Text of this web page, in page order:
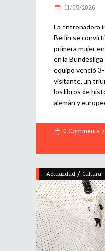
11/05/2026
La entrenadora
Berlín se
primera mujer
en la Bundesliga
equipo venció
visitante, un
los libros de
alemán y
0 Comments
Actualidad / Cultura